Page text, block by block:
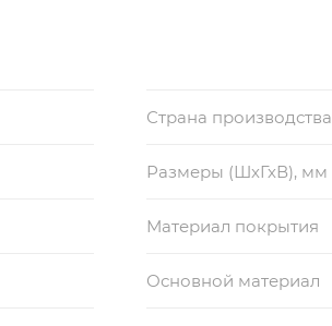
Страна производства
Размеры (ШхГхВ), мм
Материал покрытия
Основной материал